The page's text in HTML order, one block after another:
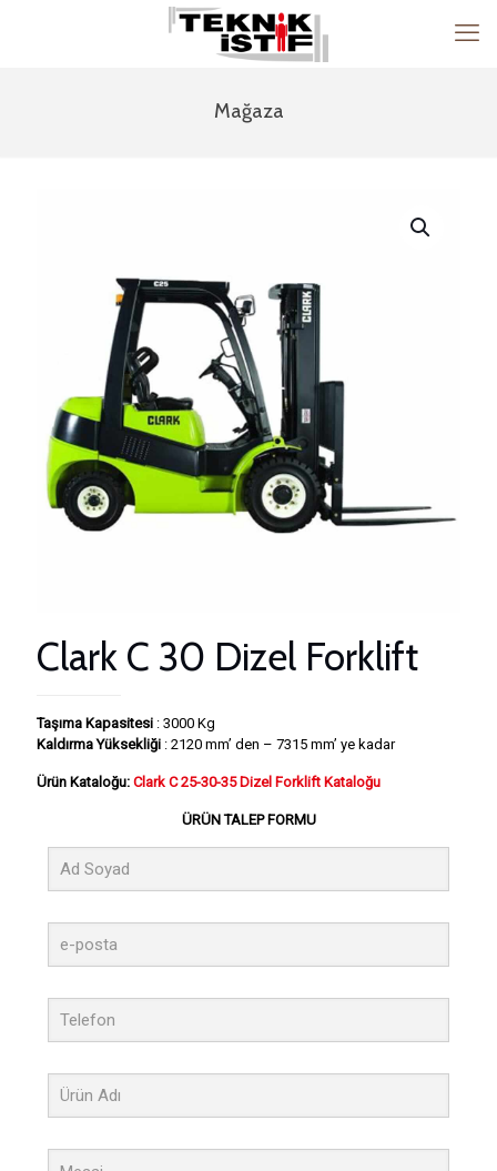
Mağaza
Clark C 30 Dizel Forklift
Taşıma Kapasitesi : 3000 Kg
Kaldırma Yüksekliği : 2120 mm’ den – 7315 mm’ ye kadar
Ürün Kataloğu: Clark C 25-30-35 Dizel Forklift Kataloğu
ÜRÜN TALEP FORMU